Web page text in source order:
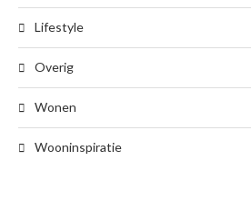
Lifestyle
Overig
Wonen
Wooninspiratie